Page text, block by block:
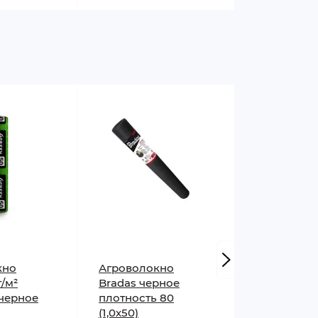
контроль сорняков.
рассады через вырезанные
треть.
грядок весной на 7-10 дней.
без замены.
м²
Агроволокно
Bradas черное
плотность 80
(1,0х50)